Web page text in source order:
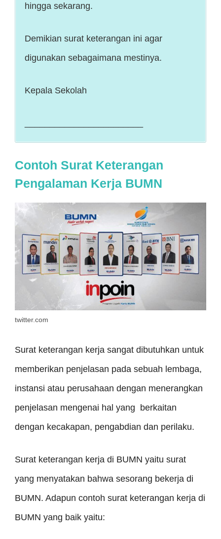
hingga sekarang.
Demikian surat keterangan ini agar
digunakan sebagaimana mestinya.
Kepala Sekolah
Contoh Surat Keterangan
Pengalaman Kerja BUMN
twitter.com
Surat keterangan kerja sangat dibutuhkan untuk
memberikan penjelasan pada sebuah lembaga,
instansi atau perusahaan dengan menerangkan
penjelasan mengenai hal yang berkaitan
dengan kecakapan, pengabdian dan perilaku.
Surat keterangan kerja di BUMN yaitu surat
yang menyatakan bahwa sesorang bekerja di
BUMN. Adapun contoh surat keterangan kerja di
BUMN yang baik yaitu: